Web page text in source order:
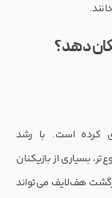
کرده است. با رشد
بسیاری از بازیکنان
هف‌لایف می‌تواند